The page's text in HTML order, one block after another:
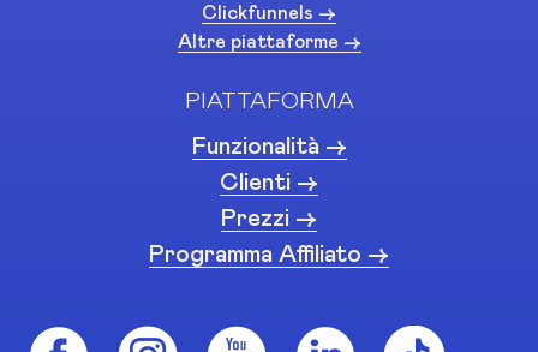
Clickfunnels ->
Altre piattaforme ->
PIATTAFORMA
Funzionalità ->
Clienti ->
Prezzi ->
Programma Affiliato ->